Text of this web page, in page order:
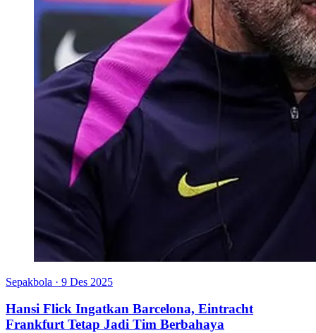
Sepakbola · 9 Des 2025
Hansi Flick Ingatkan Barcelona, Eintracht
Frankfurt Tetap Jadi Tim Berbahaya